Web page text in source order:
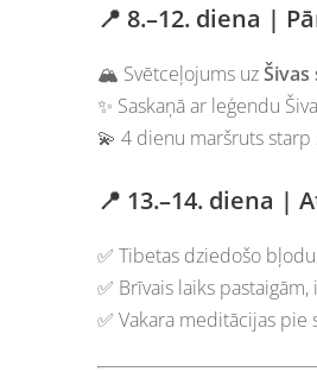
📍 8.–12. diena |
🏔 Svētceļojums uzŠivas
✨ Saskaņā ar leģendu
💫 4 dienu maršruts
📍 13.–14. diena |
✅ Tibetas dziedošo
✅ Brīvais laiks
✅ Vakara meditācijas